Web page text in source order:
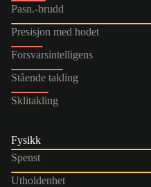
Pasn.-brudd
Presisjon med hodet
Forsvarsintelligens
Stående takling
Sklitakling
Fysikk
Spenst
Utholdenhet